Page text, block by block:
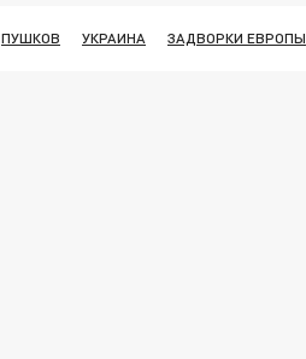
ПУШКОВ УКРАИНА ЗАДВОРКИ ЕВРОПЫ